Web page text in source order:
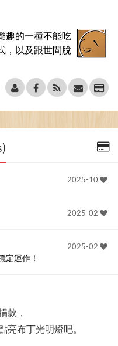
趣的一種不能吃
，以及跟世間脫
2025-10
2025-02
2025-02
定運作！
款，
亮布丁光明燈吧。